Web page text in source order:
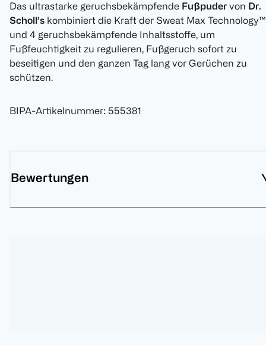
Das ultrastarke geruchsbekämpfende Fußpudervon Dr.
Scholl’s kombiniert die Kraft der Sweat Max Technology™
und 4 geruchsbekämpfende Inhaltsstoffe, um
Fußfeuchtigkeit zu regulieren, Fußgeruch sofort zu
beseitigen und den ganzen Tag lang vor Gerüchen zu
schützen.
BIPA-Artikelnummer: 555381
Bewertungen